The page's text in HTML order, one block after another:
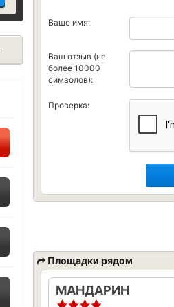
Ваше имя:
Ваш отзыв (не
более 10000
символов):
Проверка:
Площадки рядом
МАНДАРИН